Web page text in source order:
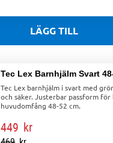
Tec Lex Barnhjälm Svart
Tec Lex barnhjälm i svart med
och säker. Justerbar passform för
huvudomfång 48-52 cm.
449 kr